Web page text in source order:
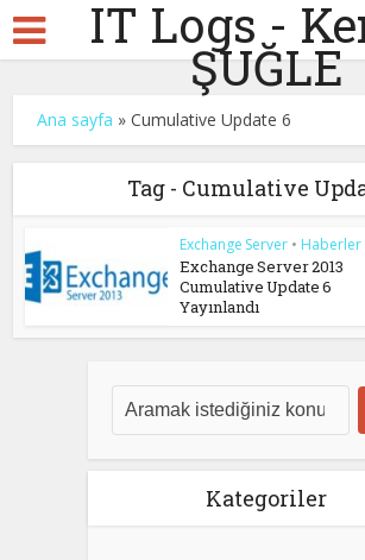
IT Logs -
ŞUĞLE
Ana sayfa »Cumulative Update 6
Tag - Cumulative
Exchange Server • Haberler
Exchange Server 2013
Cumulative Update 6
Yayınlandı
Kategoriler